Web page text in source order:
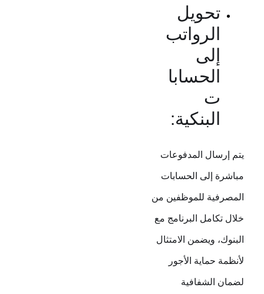
تحويل
الرواتب
إلى
الحسابا
ت
البنكية:
يتم إرسال المدفوعات
مباشرة إلى الحسابات
المصرفية للموظفين من
خلال تكامل البرنامج مع
البنوك، ويضمن الامتثال
لأنظمة حماية الأجور
لضمان الشفافية